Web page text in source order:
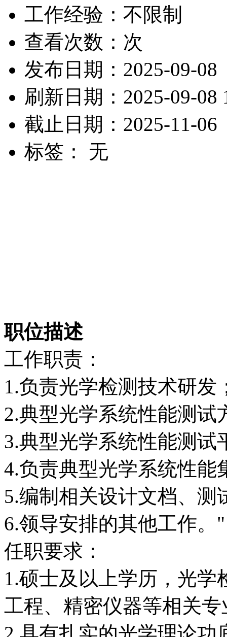
工作经验：不限制
查看次数： 次
发布日期：2025-09-08
刷新日期：2025-09-08
截止日期：2025-11-06
标签： 无
职位描述
工作职责：
1.负责光学检测技术研发
2.典型光学系统性能测试
3.典型光学系统性能测试
4.负责典型光学系统性能
5.编制相关设计文档、测
6.领导安排的其他工作。"
任职要求：
1.硕士及以上学历，光
工程、精密仪器等相关专